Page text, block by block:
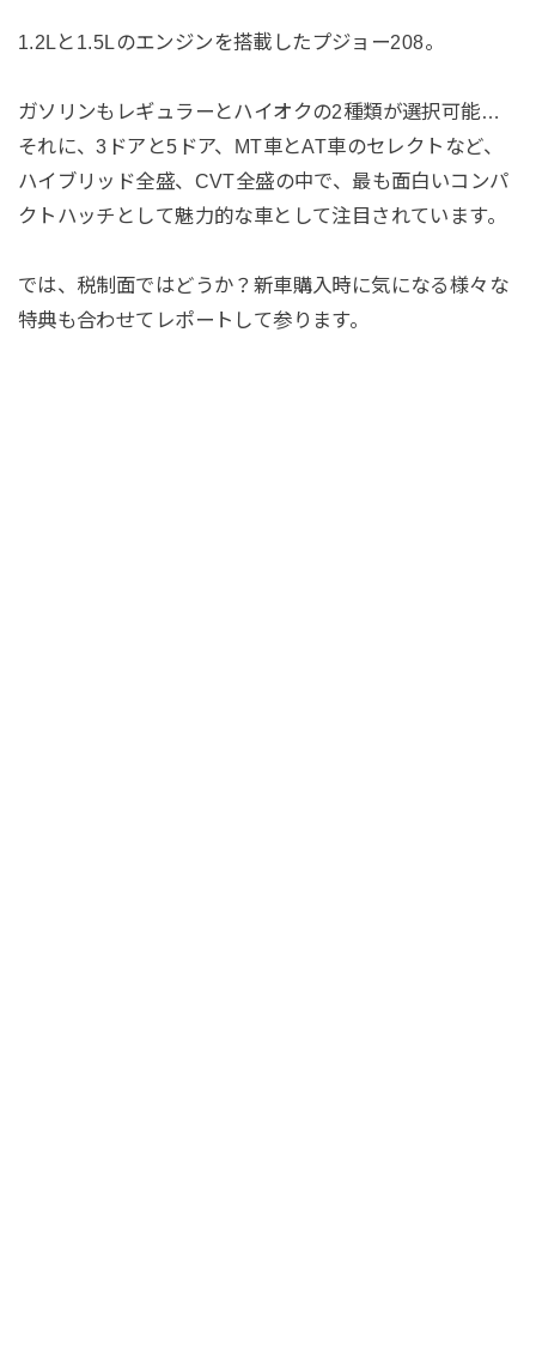
1.2Lと1.5Lのエンジンを搭載したプジョー208。
ガソリンもレギュラーとハイオクの2種類が選択可能…
それに、3ドアと5ドア、MT車とAT車のセレクトなど、
ハイブリッド全盛、CVT全盛の中で、最も面白いコンパ
クトハッチとして魅力的な車として注目されています。
では、税制面ではどうか？新車購入時に気になる様々な
特典も合わせてレポートして参ります。